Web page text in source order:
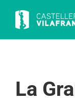
content
La